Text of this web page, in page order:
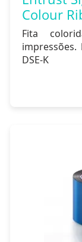
Colour
Fita
DSE-K